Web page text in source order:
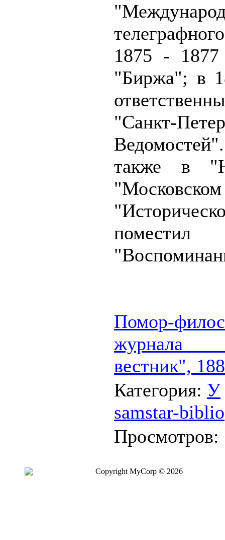
1875 - 1877
"Биржа"; в
"Санкт-
также в
Помор-
журнала
вестник",
Категория: У
samstar-biblio
Просмотров:
Copyright MyCorp © 2026